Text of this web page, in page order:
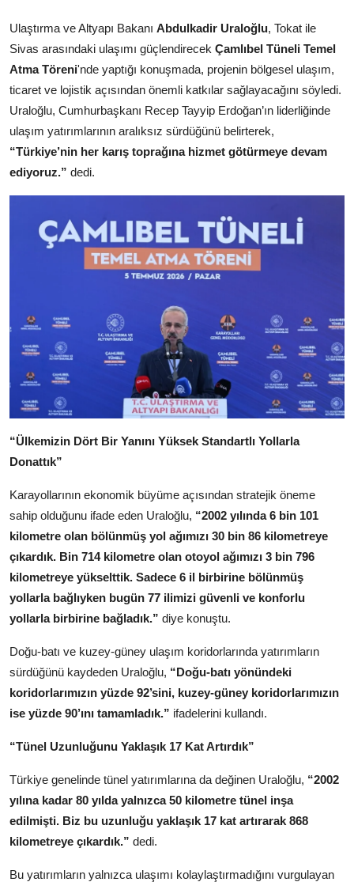
Ulaştırma ve Altyapı Bakanı Abdulkadir Uraloğlu, Tokat ile
Sivas arasındaki ulaşımı güçlendirecek Çamlıbel Tüneli Temel
Atma Töreni'nde yaptığı konuşmada, projenin bölgesel ulaşım,
ticaret ve lojistik açısından önemli katkılar sağlayacağını söyledi.
Uraloğlu, Cumhurbaşkanı Recep Tayyip Erdoğan’ın liderliğinde
ulaşım yatırımlarının aralıksız sürdüğünü belirterek,
“Türkiye’nin her karış toprağına hizmet götürmeye devam
ediyoruz.” dedi.
“Ülkemizin Dört Bir Yanını Yüksek Standartlı Yollarla
Donattık”
Karayollarının ekonomik büyüme açısından stratejik öneme
sahip olduğunu ifade eden Uraloğlu, “2002 yılında 6 bin 101
kilometre olan bölünmüş yol ağımızı 30 bin 86 kilometreye
çıkardık. Bin 714 kilometre olan otoyol ağımızı 3 bin 796
kilometreye yükselttik. Sadece 6 il birbirine bölünmüş
yollarla bağlıyken bugün 77 ilimizi güvenli ve konforlu
yollarla birbirine bağladık.” diye konuştu.
Doğu-batı ve kuzey-güney ulaşım koridorlarında yatırımların
sürdüğünü kaydeden Uraloğlu, “Doğu-batı yönündeki
koridorlarımızın yüzde 92’sini, kuzey-güney koridorlarımızın
ise yüzde 90’ını tamamladık.” ifadelerini kullandı.
“Tünel Uzunluğunu Yaklaşık 17 Kat Artırdık”
Türkiye genelinde tünel yatırımlarına da değinen Uraloğlu, “2002
yılına kadar 80 yılda yalnızca 50 kilometre tünel inşa
edilmişti. Biz bu uzunluğu yaklaşık 17 kat artırarak 868
kilometreye çıkardık.” dedi.
Bu yatırımların yalnızca ulaşımı kolaylaştırmadığını vurgulayan